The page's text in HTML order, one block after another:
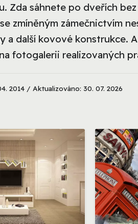
Zda sáhnete po dveřích
zmíněným zámečnictvím
a další kovové konstrukce.
fotogalerii realizovaných
2014 / Aktualizováno: 30. 07. 2026